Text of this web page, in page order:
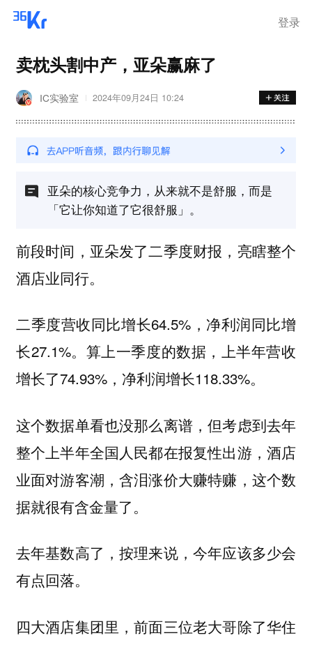
登录
卖枕头割中产，亚朵赢麻了
IC实验室 2024年09月24日 10:24
亚朵的核心竞争力，从来就不是舒服，而是
「它让你知道了它很舒服」。
前段时间，亚朵发了二季度财报，亮瞎整个
酒店业同行。
二季度营收同比增长64.5%，净利润同比增
长27.1%。算上一季度的数据，上半年营收
增长了74.93%，净利润增长118.33%。
这个数据单看也没那么离谱，但考虑到去年
整个上半年全国人民都在报复性出游，酒店
业面对游客潮，含泪涨价大赚特赚，这个数
据就很有含金量了。
去年基数高了，按理来说，今年应该多少会
有点回落。
四大酒店集团里，前面三位老大哥除了华住